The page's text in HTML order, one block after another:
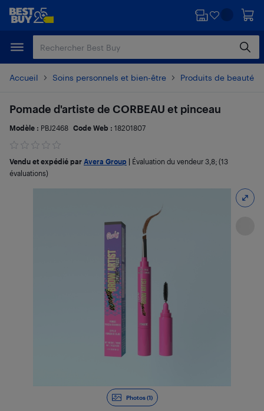
Passer
principal
Passer
Accueil Soins personnels et bien-être Produits de beauté
Photos (1)
Pomade d'artiste de CORBEAU et pinceau
Modèle : PBJ2468 Code Web : 18201807
Vendu et expédié par Avera Group Évaluation du vendeur 3,8; (13
évaluations)